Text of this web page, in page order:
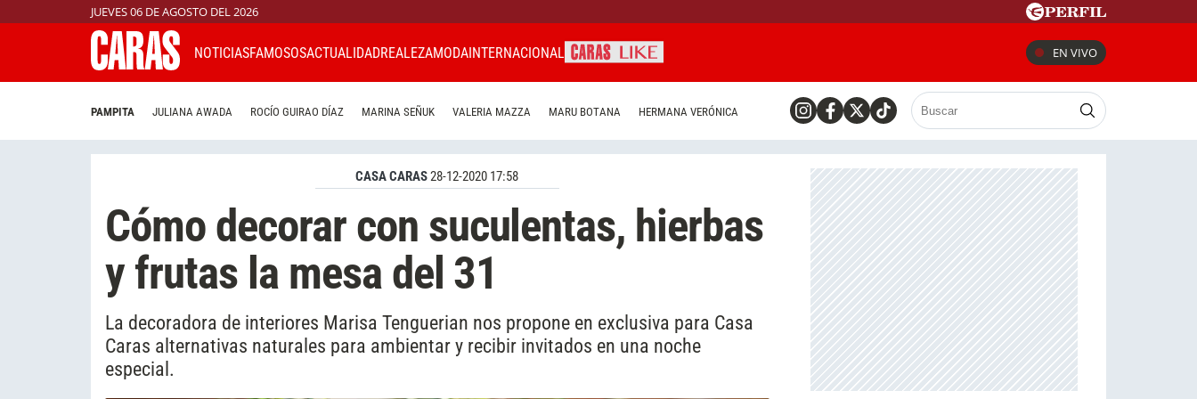
JUEVES 06 DE AGOSTO DEL 2026
NOTICIASFAMOSOSACTUALIDADREALEZAMODAINTERNACIONAL EN VIVO
PAMPITA JULIANA AWADA ROCÍO GUIRAO DÍAZ MARINA SEÑUK VALERIA MAZZA MARU BOTANA HERMANA VERÓNICA
CASA CARAS28-12-2020 17:58
Cómo decorar con suculentas, hierbas
y frutas la mesa del 31
La decoradora de interiores Marisa Tenguerian nos propone en exclusiva para Casa
Caras alternativas naturales para ambientar y recibir invitados en una noche
especial.